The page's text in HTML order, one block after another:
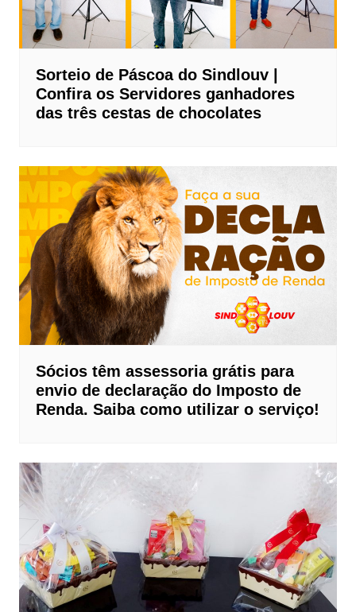
Sorteio de Páscoa do Sindlouv |
Confira os Servidores ganhadores
das três cestas de chocolates
Sócios têm assessoria grátis para
envio de declaração do Imposto de
Renda. Saiba como utilizar o serviço!